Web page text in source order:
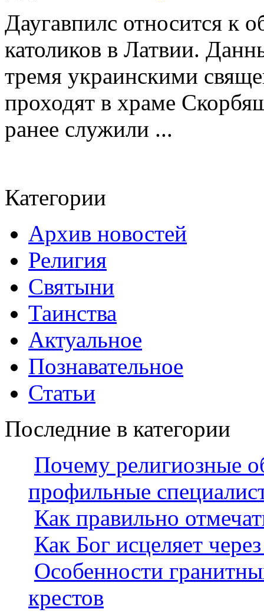
Даугавпилс относится к
католиков в Латвии.
тремя украинскими
проходят в храме
ранее служили ...
Категории
Архив новостей
Религия
Святыни
Таинства
Актуальное
Познавательное
Статьи
Последние в категории
Почему религиозные
профильные
Как правильно
Как Бог исцеляет
Особенности
крестов